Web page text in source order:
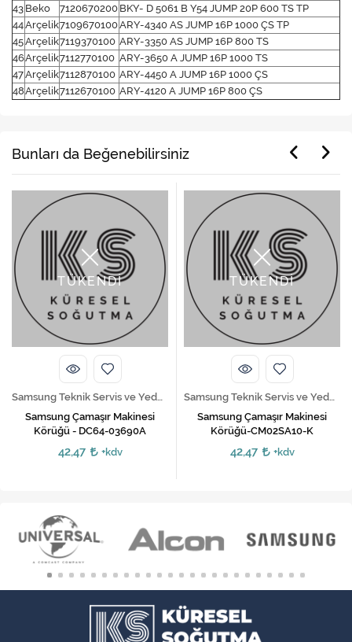
43 Beko 7120670200 BKY- D 5061 B Y54 JUMP 20P 600 TS TP
44Arçelik7109670100ARY-4340 AS JUMP 16P 1000 ÇS TP
45Arçelik7119370100 ARY-3350 AS JUMP 16P 800 TS
46Arçelik7112770100 ARY-3650 A JUMP 16P 1000 TS
47Arçelik7112870100 ARY-4450 A JUMP 16P 1000 ÇS
48Arçelik7112670100 ARY-4120 A JUMP 16P 800 ÇS
Bunları da Beğenebilirsiniz
TÜKENDİ
Samsung Teknik Servis ve Yedek Parça Hizmetleri
Samsung Çamaşır Makinesi
Körüğü-CM02SA10-K
42,47 +kdv
Arçelik Teknik Servis ve Yedek Parça Hizmetleri
Arçelik Çamaşır Makinesi Pompa
Motoru
285,83 +kdv 350,00